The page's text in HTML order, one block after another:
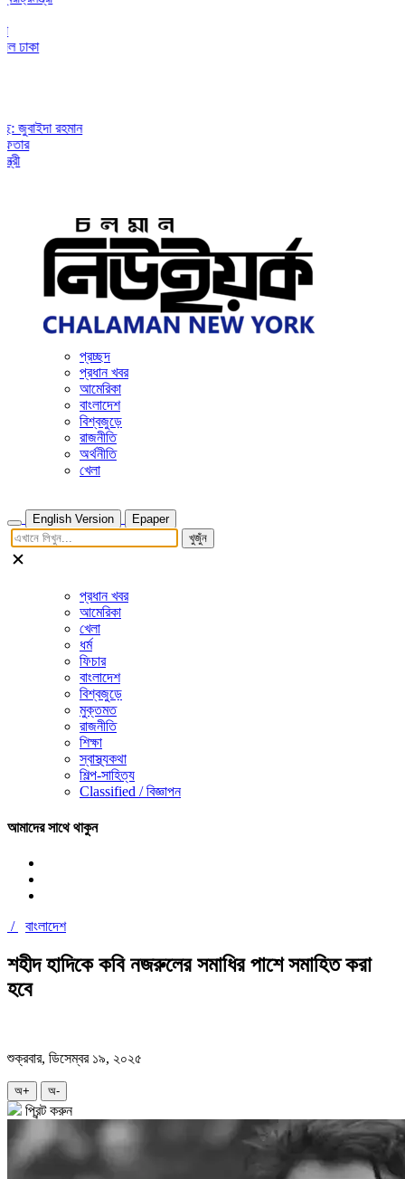
রহমান
প্রচ্ছদ
প্রধান খবর
আমেরিকা
বাংলাদেশ
বিশ্বজুড়ে
রাজনীতি
অর্থনীতি
খেলা
English Version
Epaper
খুজুঁন
প্রধান খবর
আমেরিকা
খেলা
ধর্ম
ফিচার
বাংলাদেশ
বিশ্বজুড়ে
মুক্তমত
রাজনীতি
শিক্ষা
স্বাস্থ্যকথা
শিল্প-সাহিত্য
Classified / বিজ্ঞাপন
আমাদের সাথে থাকুন
/ বাংলাদেশ
শহীদ হাদিকে কবি নজরুলের সমাধির পাশে সমাহিত করা
হবে
শুক্রবার, ডিসেম্বর ১৯, ২০২৫
অ+ অ-
প্রিন্ট করুন